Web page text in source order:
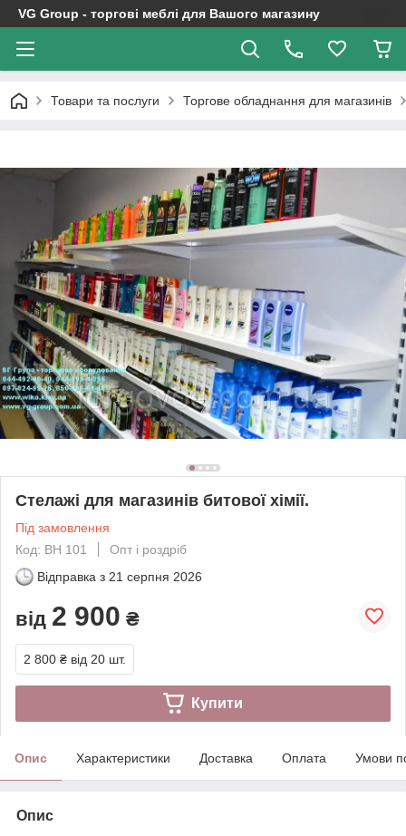
VG Group - торгові меблі для Вашого магазину
Товари та послуги Торгове обладнання для магазинів
Стелажі для магазинів битової хімії.
Під замовлення
Код: BH 101
Опт і роздріб
Відправка з 21 серпня 2026
від 2 900 ₴
2 800 ₴ від 20 шт.
Купити
Опис Характеристики Доставка Оплата Умови
Опис